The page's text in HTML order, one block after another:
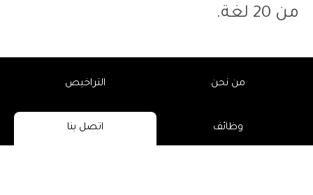
من 20 لغة.
من نحن التراخيص
وظائف اتصل بنا